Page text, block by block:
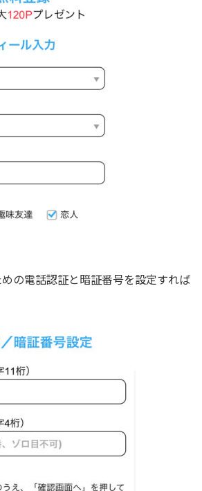
の電話認証と暗証番号を設定すれば